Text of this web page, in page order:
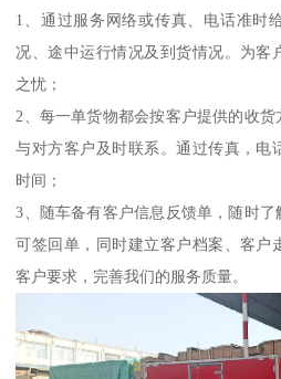
1、通过服务网络或传真、电话准时
况、途中运行情况及到货情况。为客
之忧；
2、每一单货物都会按客户提供的收
与对方客户及时联系。通过传真，电
时间；
3、随车备有客户信息反馈单，随时了
可签回单，同时建立客户档案、客户
客户要求，完善我们的服务质量。